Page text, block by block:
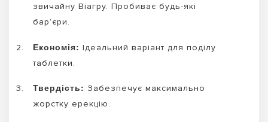
звичайну Віагру. Пробиває будь-які
бар’єри.
Економія: Ідеальний варіант для поділу
таблетки.
Твердість: Забезпечує максимально
жорстку ерекцію.